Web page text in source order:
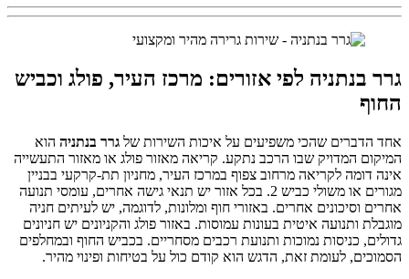
גרר בנתניה לפי אזורים: מרכז העיר, פולג וכביש
החוף
אחד הדברים שהכי משפיעים על איכות השירות של גרר בנתניה הוא
המיקום המדויק שבו הרכב נתקע. קריאה מאזור פולג או מאזור התעשייה
אינה דומה לקריאה מרחוב צפוף במרכז העיר, מחניון תת-קרקעי בבניין
מגורים או משולי כביש 2. בכל אזור יש תנאי גישה אחרים, עומסי תנועה
אחרים וסיכונים אחרים. באזורי חוף ומלונות, לדוגמה, יש לעיתים חניה
מוגבלת ותנועה איטית בעונות עמוסות. באזור פולג והקניונים יש חניונים
גדולים, כניסות נמוכות ותנועת רכבים מסחריים. בכביש החוף ובמחלפים
הסמוכים, לעומת זאת, הדגש הוא קודם כול על בטיחות ופינוי מהיר.